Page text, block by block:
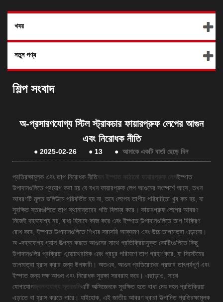
খবর
নতুন পণ্য
শিল্প সংবাদ
অ-প্রসারণযোগ্য স্টিল স্ট্রাকচার ফায়ারপ্রুফ লেপের আগুন
এবং নিরোধক নীতি
●2025-02-26 ● 13 ● আমাকে একটি বার্তা ছেড়ে দিন
প্রতিরক্ষামূলক এবং তাপ নিরোধক নীতি
ইস্পাত
উপাদানগুলিতে প্রয়োগ করা হয় যে যখন ফায়ারপ্রুফ লেপ আগুনের সংস্পর্শে আসে, তখন
আবরণটি মূলত ভলিউমে পরিবর্তিত হয় না, তবে লেপের তাপীয় পরিবাহিতা খুব কম হয়, যা
সুরক্ষিত স্তরগুলিতে তাপ স্থানান্তরের গতি বিলম্ব করে। ফায়ারপ্রুফ লেপের আবরণ
নিজেই দহনযোগ্য নয়, বাধা হিসাবে কাজ করে এবং ইস্পাত উপাদানগুলিতে তাপ বিকিরণ
রোধ করে, ইস্পাত উপাদানগুলিতে শিখার সরাসরি আক্রমণ এবং উচ্চ তাপমাত্রা এড়ানো।
অ -দহনযোগ্য গ্যাস উত্পন্ন করতে আগুনের সাথে প্রতিক্রিয়াযুক্ত কোটিংগুলিতে কিছু
উপাদানগুলির প্রক্রিয়া এন্ডোথেরমিক এবং প্রচুর পরিমাণে তাপ গ্রহণ করে, যা সিস্টেমের
তাপমাত্রা হ্রাস করার জন্য উপকারী। অতএব, আগুন প্রতিরোধের প্রভাব তাৎপর্যপূর্ণ এবং
ইস্পাত জন্য দক্ষ আগুন এবং নিরোধক সুরক্ষা সরবরাহ করে। এছাড়াও, সাথে
যোগাযোগ
এটি অক্সিজেনকে সুরক্ষিত হতে বাধা দেয় দহন প্রতিক্রিয়া
এড়াতে বা হ্রাস করতে পারে। যাইহোক, এই জাতীয় আবরণ দ্বারা উত্পাদিত প্রতিরক্ষামূলক